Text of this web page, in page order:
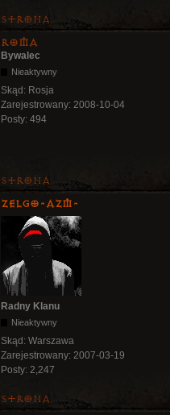
Strona
Roma
Bywalec
Nieaktywny
Skąd: Rosja
Zarejestrowany: 2008-10-04
Posty: 494
Strona
ZelgO-AZM-
Radny Klanu
Nieaktywny
Skąd: Warszawa
Zarejestrowany: 2007-03-19
Posty: 2,247
Strona